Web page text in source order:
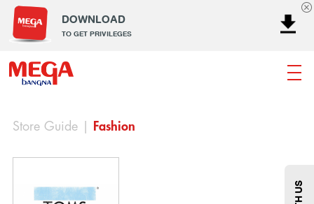
DOWNLOAD
TO GET PRIVILEGES
ธนาคาร ร้านอาหาร
แกดเจ็ตและเทคโนโลยี
Store Guide| Fashion